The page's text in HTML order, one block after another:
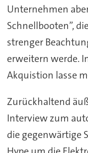
Unternehmen
Schnellbooten”,
strenger
erweitern werde.
Akquistion lasse
Zurückhaltend
Interview zum
die gegenwärtige